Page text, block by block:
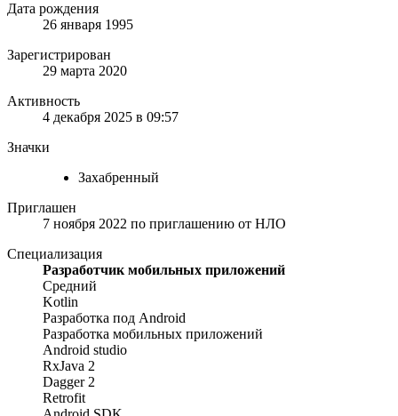
Дата рождения
26 января 1995
Зарегистрирован
29 марта 2020
Активность
4 декабря 2025 в 09:57
Значки
Захабренный
Приглашен
7 ноября 2022 по приглашению от НЛО
Специализация
Разработчик мобильных приложений
Средний
Kotlin
Разработка под Android
Разработка мобильных приложений
Android studio
RxJava 2
Dagger 2
Retrofit